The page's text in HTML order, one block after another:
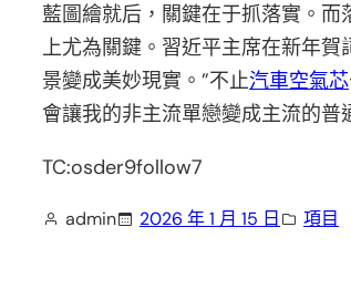
藍圖繪就后，關鍵在于抓落實。而
上尤為關鍵。習近平主席在新年
景變成美妙現實。”不止汽車空氣芯
會讓我的非主流單戀變成主流的普
TC:osder9follow7
admin 2026 年 1 月 15 日 項目